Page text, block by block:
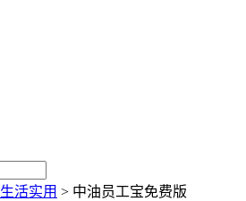
生活实用 > 中油员工宝免费版